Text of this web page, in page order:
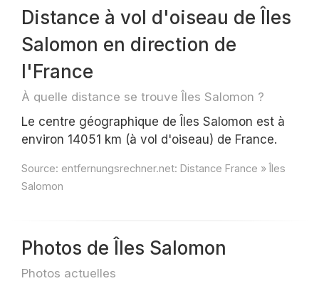
Distance à vol d'oiseau de Îles
Salomon en direction de
l'France
À quelle distance se trouve Îles Salomon ?
Le centre géographique de Îles Salomon est à
environ 14051 km (à vol d'oiseau) de France.
Source: entfernungsrechner.net: Distance France » Îles
Salomon
Photos de Îles Salomon
Photos actuelles